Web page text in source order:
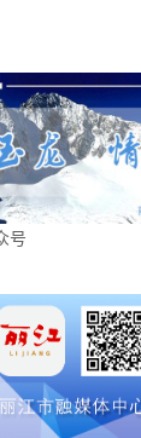
号